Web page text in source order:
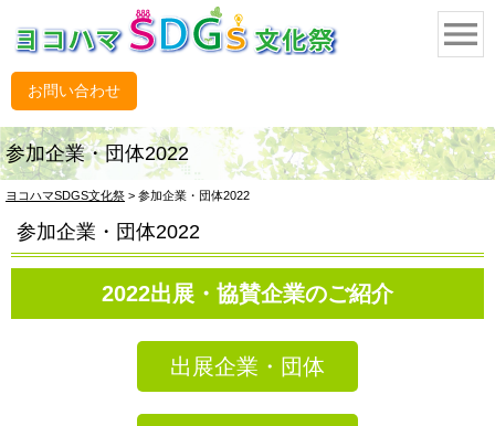
お問い合わせ
menu
参加企業・団体2022
ヨコハマSDGS文化祭 > 参加企業・団体2022
参加企業・団体2022
2022出展・協賛企業のご紹介
出展企業・団体